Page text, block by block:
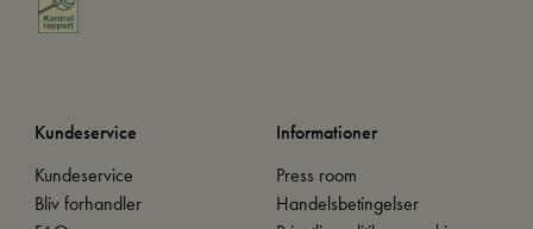
Kundeservice
Kundeservice
Bliv forhandler
Informationer
Press room
Handelsbetingelser